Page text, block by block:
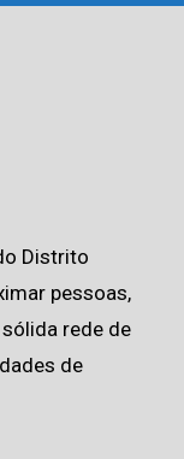
Distrito
pessoas,
rede de
de